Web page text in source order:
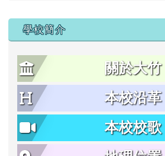
學校簡介
關於大竹
本校沿革
本校校歌